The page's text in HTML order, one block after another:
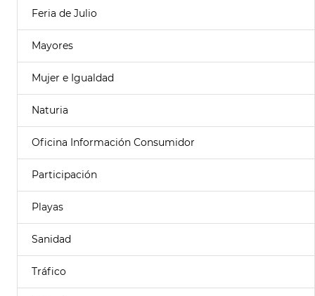
Feria de Julio
Mayores
Mujer e Igualdad
Naturia
Oficina Información Consumidor
Participación
Playas
Sanidad
Tráfico